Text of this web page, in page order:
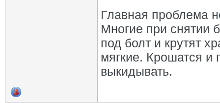
Главная проблема
Многие при снятии
под болт и крутят
мягкие. Крошатся и
выкидывать.